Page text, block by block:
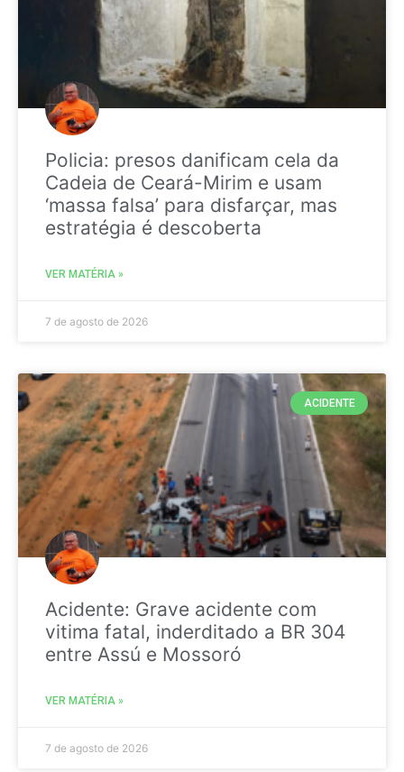
Policia: presos danificam cela da
Cadeia de Ceará-Mirim e usam
‘massa falsa’ para disfarçar, mas
estratégia é descoberta
VER MATÉRIA »
7 de agosto de 2026
ACIDENTE
Acidente: Grave acidente com
vitima fatal, inderditado a BR 304
entre Assú e Mossoró
VER MATÉRIA »
7 de agosto de 2026